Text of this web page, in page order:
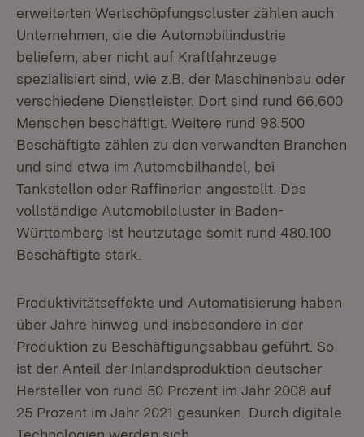
erweiterten Wertschöpfungscluster zählen auch
Unternehmen, die die Automobilindustrie
beliefern, aber nicht auf Kraftfahrzeuge
spezialisiert sind, wie z.B. der Maschinenbau oder
verschiedene Dienstleister. Dort sind rund 66.600
Menschen beschäftigt. Weitere rund 98.500
Beschäftigte zählen zu den verwandten Branchen
und sind etwa im Automobilhandel, bei
Tankstellen oder Raffinerien angestellt. Das
vollständige Automobilcluster in Baden-
Württemberg ist heutzutage somit rund 480.100
Beschäftigte stark.
Produktivitätseffekte und Automatisierung haben
über Jahre hinweg und insbesondere in der
Produktion zu Beschäftigungsabbau geführt. So
ist der Anteil der Inlandsproduktion deutscher
Hersteller von rund 50 Prozent im Jahr 2008 auf
25 Prozent im Jahr 2021 gesunken. Durch digitale